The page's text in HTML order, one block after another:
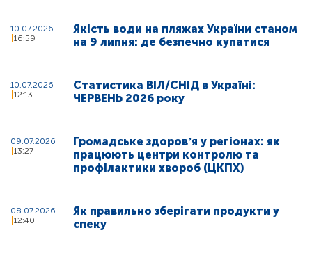
10.07.2026
16:59
Якість води на пляжах України станом
на 9 липня: де безпечно купатися
10.07.2026
12:13
Статистика ВІЛ/СНІД в Україні:
ЧЕРВЕНЬ 2026 року
09.07.2026
13:27
Громадське здоровʼя у регіонах: як
працюють центри контролю та
профілактики хвороб (ЦКПХ)
08.07.2026
12:40
Як правильно зберігати продукти у
спеку